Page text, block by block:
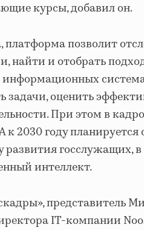
курсы, добавил он.
платформа позволит
найти и отобрать
информационных
оценить
При этом в
2030 году планируется
госслужащих, в
интеллект.
представитель
IT-компании